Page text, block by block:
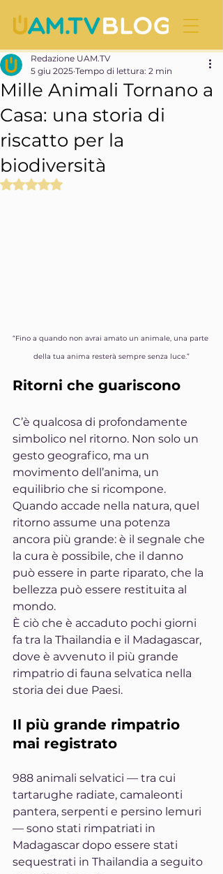
Mille Animali Tornano a
Casa: una storia di
riscatto per la
biodiversità
Redazione UAM.TV
5 giu 2025 Tempo di lettura: 2 min
Valutazione NaN stelle su 5.
“Fino a quando non avrai amato un animale, una parte
della tua anima resterà sempre senza luce.”
Ritorni che guariscono
C’è qualcosa di profondamente
simbolico nel ritorno. Non solo un
gesto geografico, ma un
movimento dell’anima, un
equilibrio che si ricompone.
Quando accade nella natura, quel
ritorno assume una potenza
ancora più grande: è il segnale che
la cura è possibile, che il danno
può essere in parte riparato, che la
bellezza può essere restituita al
mondo.
È ciò che è accaduto pochi giorni
fa tra la Thailandia e il Madagascar,
dove è avvenuto il più grande
rimpatrio di fauna selvatica nella
storia dei due Paesi.
Il più grande rimpatrio
mai registrato
988 animali selvatici — tra cui
tartarughe radiate, camaleonti
pantera, serpenti e persino lemuri
— sono stati rimpatriati in
Madagascar dopo essere stati
sequestrati in Thailandia a seguito